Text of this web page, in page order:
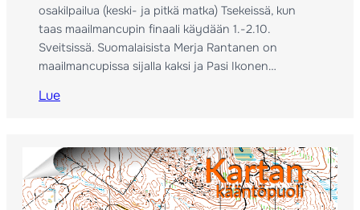
osakilpailua (keski- ja pitkä matka) Tsekeissä, kun
taas maailmancupin finaali käydään 1.-2.10.
Sveitsissä. Suomalaisista Merja Rantanen on
maailmancupissa sijalla kaksi ja Pasi Ikonen…
Lue